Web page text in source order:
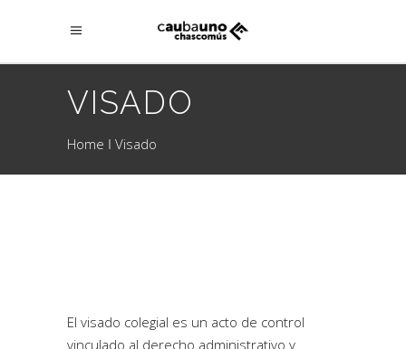
VISADO
Home Visado
El visado colegial es un acto de control
vinculado al derecho administrativo y